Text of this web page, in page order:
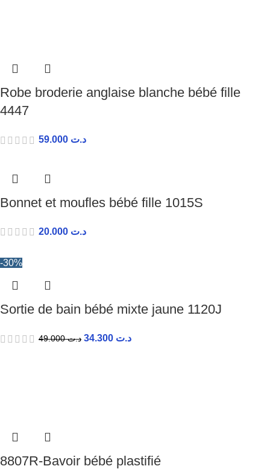
Robe broderie anglaise blanche bébé fille
4447
د.ت
Bonnet et moufles bébé fille 1015S
د.ت
-30%
Sortie de bain bébé mixte jaune 1120J
د.ت49.000 د.ت
8807R-Bavoir bébé plastifié